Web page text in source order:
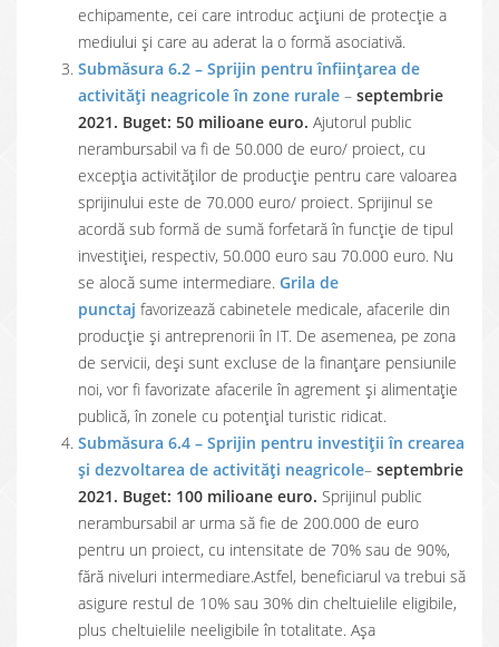
echipamente, cei care introduc acțiuni de protecție a
mediului și care au aderat la o formă asociativă.
Submăsura 6.2 – Sprijin pentru înfiinţarea de
activităţi neagricole în zone rurale – septembrie
2021. Buget: 50 milioane euro. Ajutorul public
nerambursabil va fi de 50.000 de euro/ proiect, cu
excepția activităţilor de producţie pentru care valoarea
sprijinului este de 70.000 euro/ proiect. Sprijinul se
acordă sub formă de sumă forfetară în funcție de tipul
investiției, respectiv, 50.000 euro sau 70.000 euro. Nu
se alocă sume intermediare. Grila de
punctaj favorizează cabinetele medicale, afacerile din
producție și antreprenorii în IT. De asemenea, pe zona
de servicii, deși sunt excluse de la finanțare pensiunile
noi, vor fi favorizate afacerile în agrement și alimentație
publică, în zonele cu potențial turistic ridicat.
Submăsura 6.4 – Sprijin pentru investiţii în crearea
şi dezvoltarea de activităţi neagricole– septembrie
2021. Buget: 100 milioane euro. Sprijinul public
nerambursabil ar urma să fie de 200.000 de euro
pentru un proiect, cu intensitate de 70% sau de 90%,
fără niveluri intermediare.Astfel, beneficiarul va trebui să
asigure restul de 10% sau 30% din cheltuielile eligibile,
plus cheltuielile neeligibile în totalitate. Așa